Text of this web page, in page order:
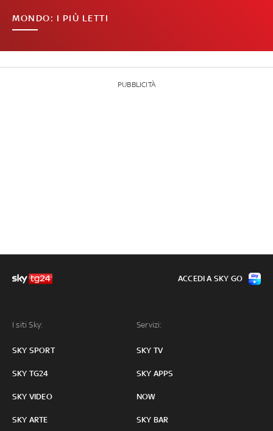
MONDO: I PIÙ LETTI
PUBBLICITÀ
I siti Sky:
SKY SPORT
SKY TG24
SKY VIDEO
SKY ARTE
Servizi:
SKY TV
SKY APPS
NOW
SKY BAR
ACCEDI A SKY GO